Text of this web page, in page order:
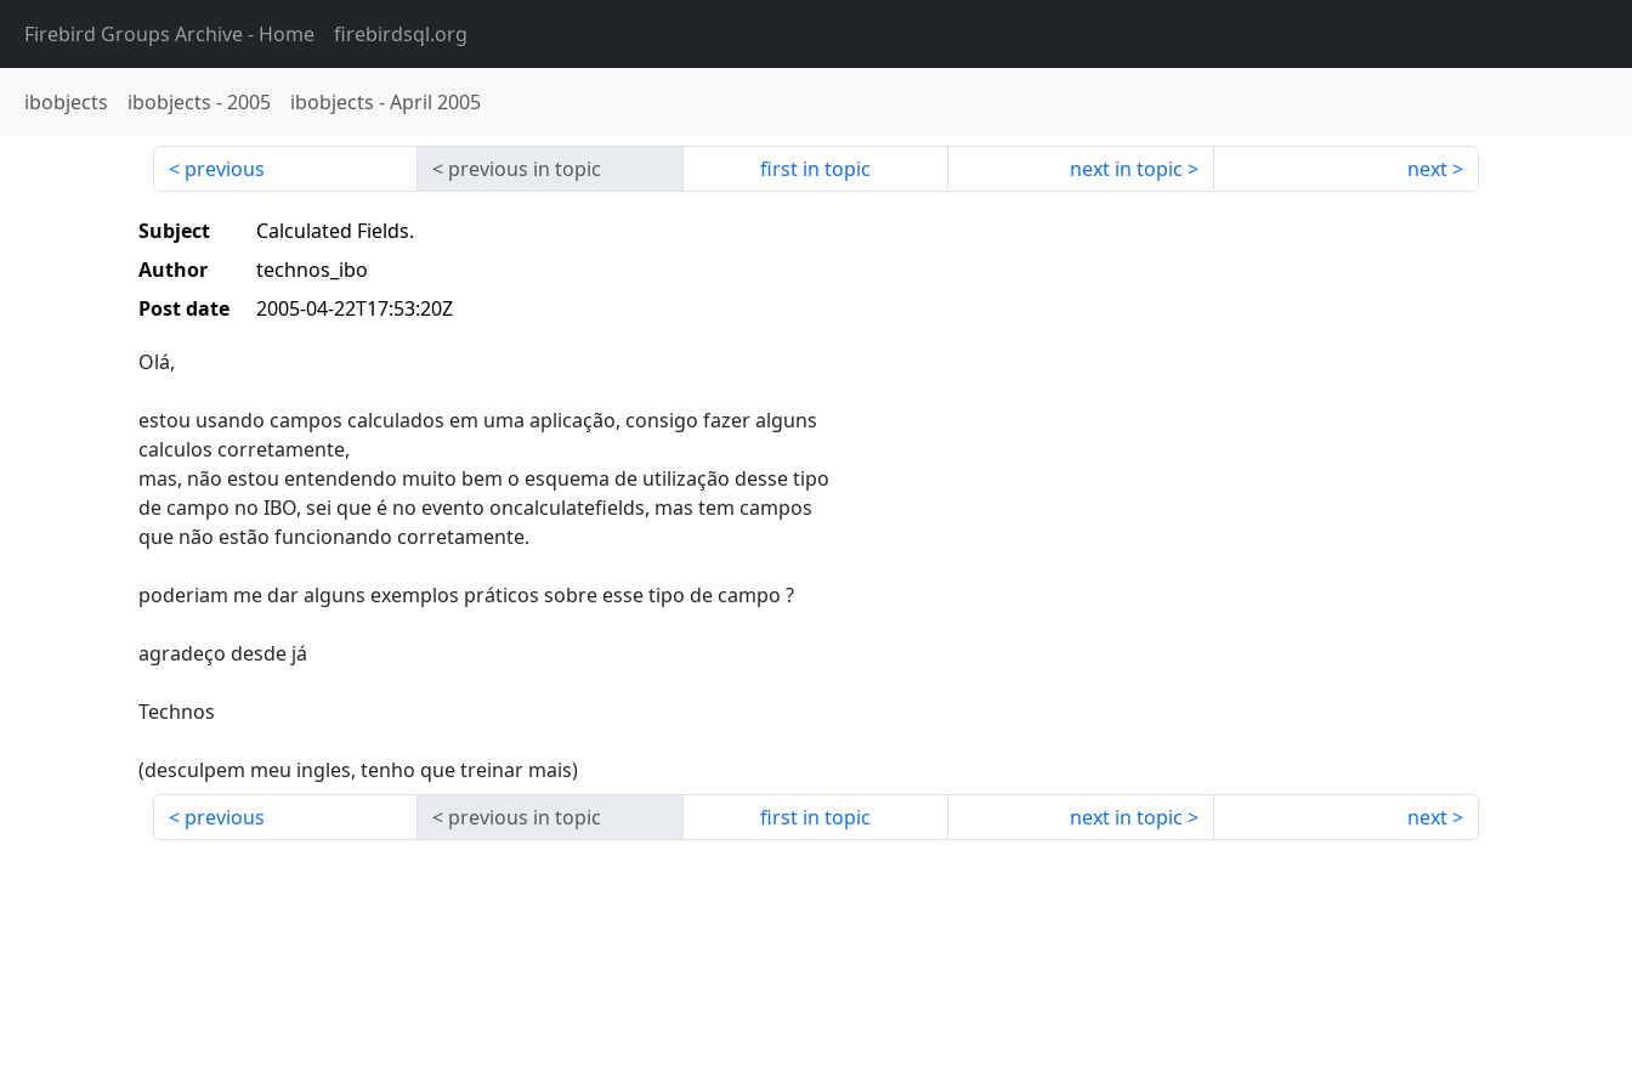
Firebird Groups Archive- Home firebirdsql.org
ibobjects ibobjects -2005 ibobjects -April 2005
previous previous in topic first in topic next in topic next
Subject
Calculated Fields.
Author
technos_ibo
Post date
2005-04-22T17:53:20Z
Olá,
estou usando campos calculados em uma aplicação, consigo fazer alguns
calculos corretamente,
mas, não estou entendendo muito bem o esquema de utilização desse tipo
de campo no IBO, sei que é no evento oncalculatefields, mas tem campos
que não estão funcionando corretamente.
poderiam me dar alguns exemplos práticos sobre esse tipo de campo ?
agradeço desde já
Technos
(desculpem meu ingles, tenho que treinar mais)
previous
previous in topic first in topic next in topic next